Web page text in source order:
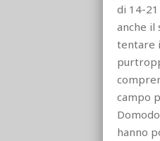
di 14-
anche il
tentare
campo
hanno